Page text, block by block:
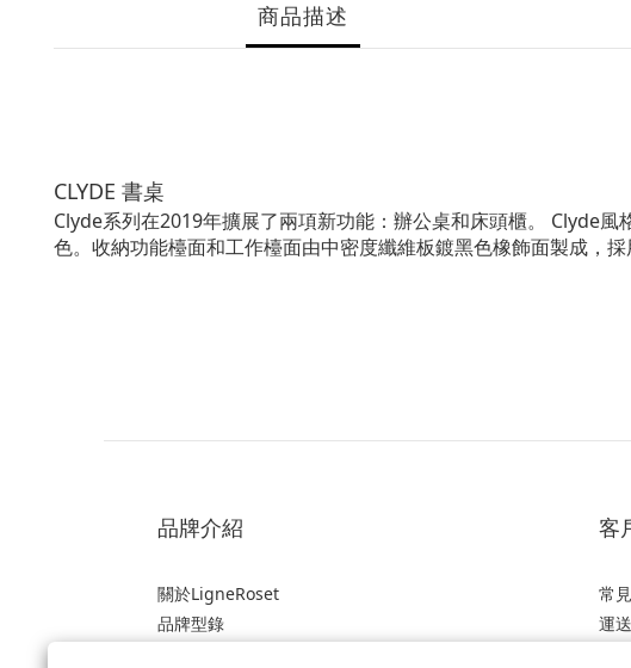
商品描述
CLYDE 書桌
Clyde系列在2019年擴展了兩項新功能：辦公桌和床頭櫃。 Clyde
色。收納功能檯面和工作檯面由中密度纖維板鍍黑色橡飾面製成，採
品牌介紹
關於LigneRoset
品牌型錄
客
常
運